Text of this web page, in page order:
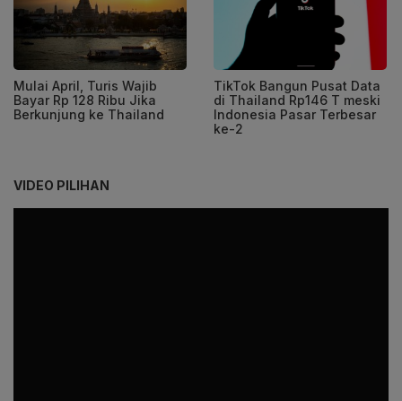
Mulai April, Turis Wajib
Bayar Rp 128 Ribu Jika
Berkunjung ke Thailand
TikTok Bangun Pusat Data
di Thailand Rp146 T meski
Indonesia Pasar Terbesar
ke-2
VIDEO PILIHAN